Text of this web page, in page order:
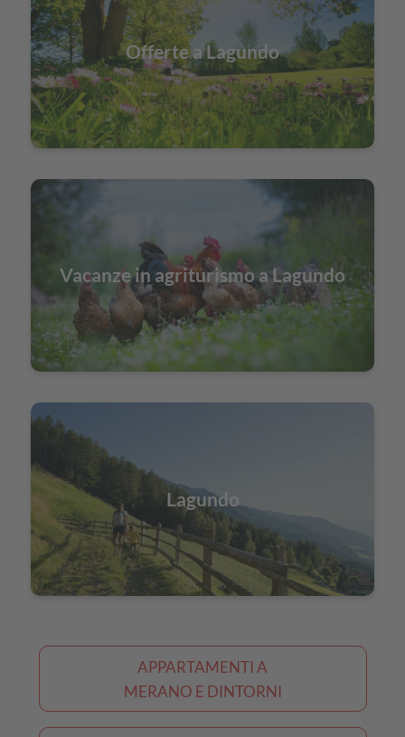
Offerte a Lagundo
Vacanze in agriturismo a Lagundo
Lagundo
APPARTAMENTI A
MERANO E DINTORNI